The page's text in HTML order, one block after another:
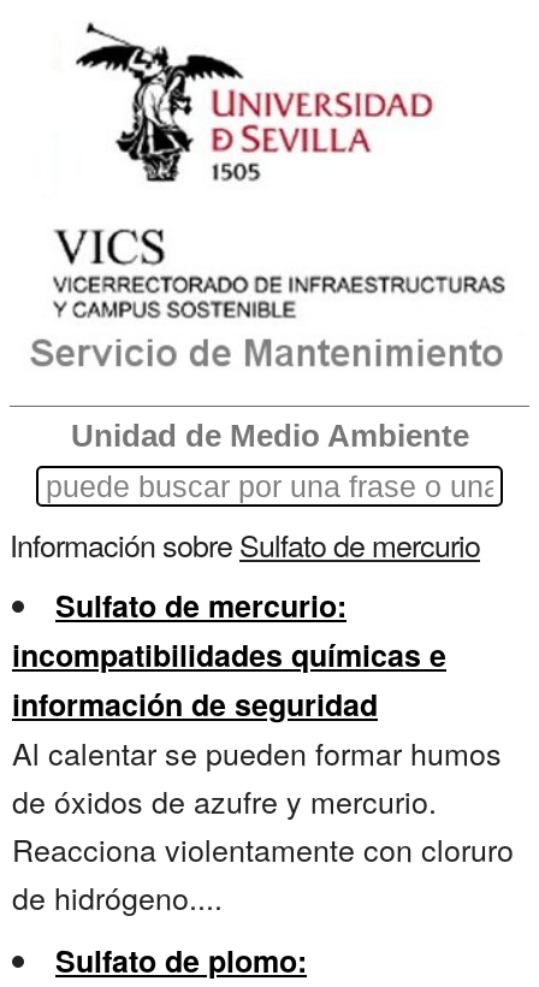
Unidad de Medio Ambiente
Información sobreSulfato de mercurio
Sulfato de mercurio:
incompatibilidades químicas e
información de seguridad
Al calentar se pueden formar humos
de óxidos de azufre y mercurio.
Reacciona violentamente con cloruro
de hidrógeno....
Sulfato de plomo: